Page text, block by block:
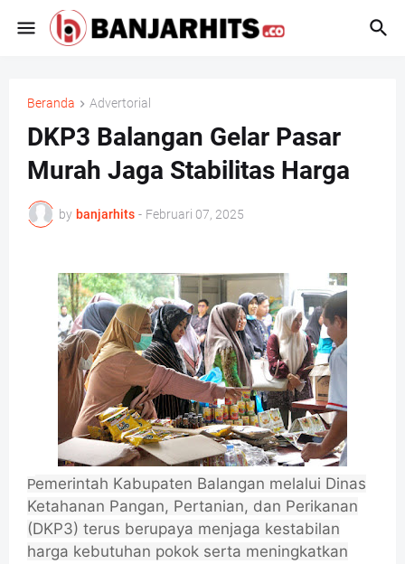
Beranda Advertorial
DKP3 Balangan Gelar Pasar
Murah Jaga Stabilitas Harga
by banjarhits - Februari 07, 2025
Pemerintah Kabupaten Balangan melalui Dinas
Ketahanan Pangan, Pertanian, dan Perikanan
(DKP3) terus berupaya menjaga kestabilan
harga kebutuhan pokok serta meningkatkan